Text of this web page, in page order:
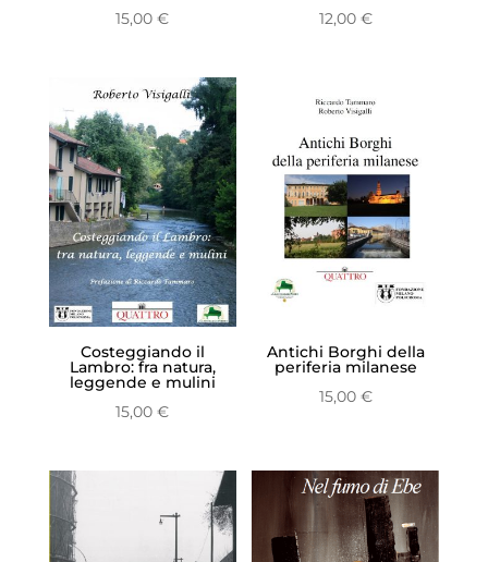
15,00€
12,00 €
Costeggiando il
Lambro: fra natura,
leggende e mulini
15,00€
Antichi Borghi della
periferia milanese
15,00 €